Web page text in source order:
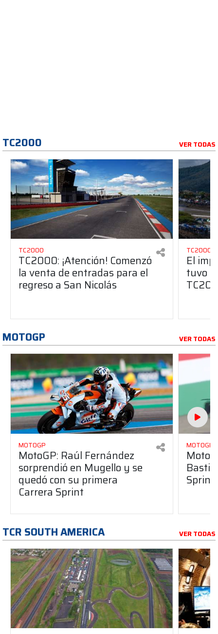
TC2000 VER TODAS
TC2000
TC2000: ¡Atención! Comenzó
la venta de entradas para el
regreso a San Nicolás
TC2000
El
tuvo
MOTOGP VER TODAS
MOTOGP
MotoGP: Raúl Fernández
sorprendió en Mugello y se
quedó con su primera
Carrera Sprint
MOTOGP
Sprint
TCR SOUTH AMERICA VER TODAS